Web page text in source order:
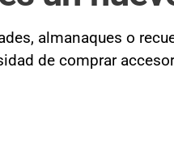
almanaques o
de comprar